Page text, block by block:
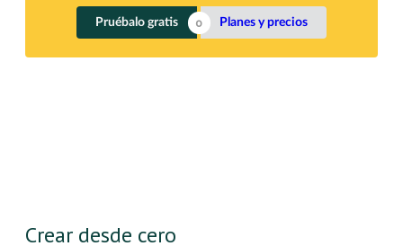
Pruébalo gratis Planes y precios
Crear desde cero